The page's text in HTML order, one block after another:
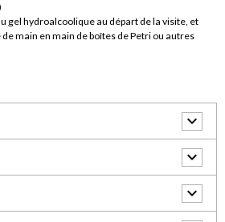
gel hydroalcoolique au départ de la visite, et
de main en main de boîtes de Petri ou autres